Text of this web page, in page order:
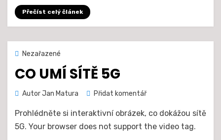
a
Přečíst celý článek
Zveřejněno
18. 10. 2020
Nezařazené
CO UMÍ SÍTĚ 5G
AutorJan Matura Přidat komentářna
umí
sítě
Prohlédněte si interaktivní obrázek, co dokážou sítě
5G. Your browser does not support the video tag.